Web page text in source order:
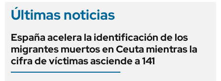
Últimas noticias
España acelera la identificación de los
migrantes muertos en Ceuta mientras la
cifra de víctimas asciende a 141